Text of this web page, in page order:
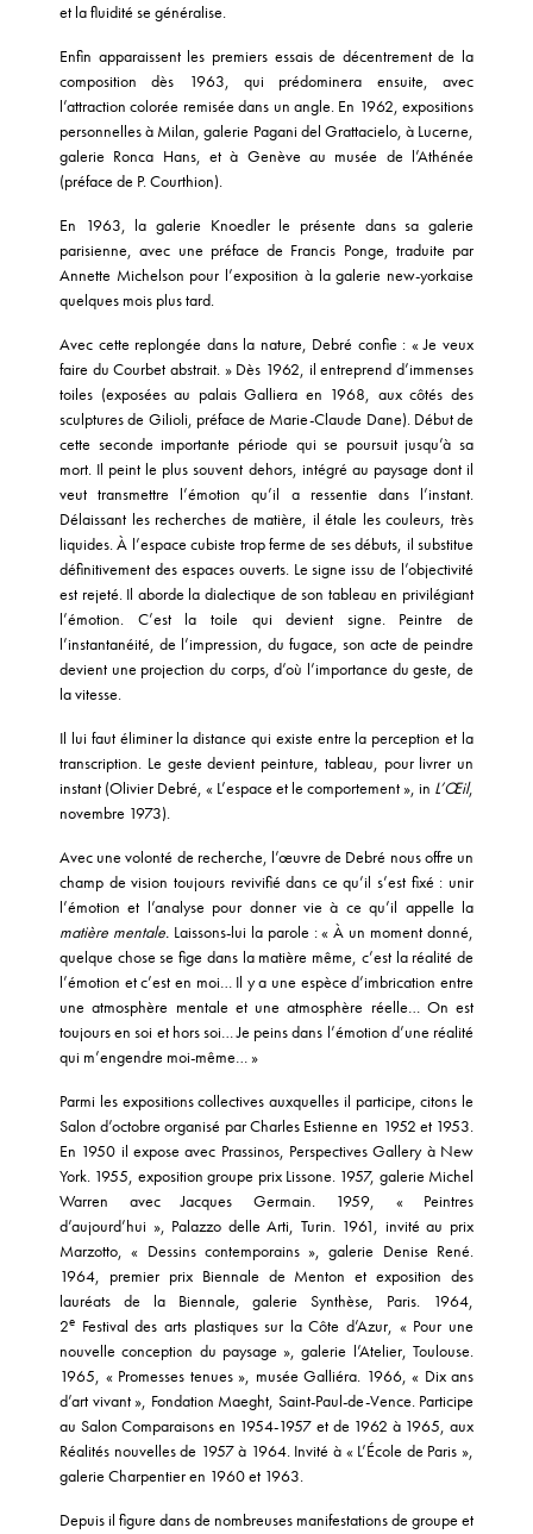
et la fluidité se généralise.
Enfin apparaissent les premiers essais de décentrement de la
composition dès 1963, qui prédominera ensuite, avec
l’attraction colorée remisée dans un angle. En 1962, expositions
personnelles à Milan, galerie Pagani del Grattacielo, à Lucerne,
galerie Ronca Hans, et à Genève au musée de l’Athénée
(préface de P. Courthion).
En 1963, la galerie Knoedler le présente dans sa galerie
parisienne, avec une préface de Francis Ponge, traduite par
Annette Michelson pour l’exposition à la galerie new-yorkaise
quelques mois plus tard.
Avec cette replongée dans la nature, Debré confie : « Je veux
faire du Courbet abstrait. » Dès 1962, il entreprend d’immenses
toiles (exposées au palais Galliera en 1968, aux côtés des
sculptures de Gilioli, préface de Marie-Claude Dane). Début de
cette seconde importante période qui se poursuit jusqu’à sa
mort. Il peint le plus souvent dehors, intégré au paysage dont il
veut transmettre l’émotion qu’il a ressentie dans l’instant.
Délaissant les recherches de matière, il étale les couleurs, très
liquides. À l’espace cubiste trop ferme de ses débuts, il substitue
définitivement des espaces ouverts. Le signe issu de l’objectivité
est rejeté. Il aborde la dialectique de son tableau en privilégiant
l’émotion. C’est la toile qui devient signe. Peintre de
l’instantanéité, de l’impression, du fugace, son acte de peindre
devient une projection du corps, d’où l’importance du geste, de
la vitesse.
Il lui faut éliminer la distance qui existe entre la perception et la
transcription. Le geste devient peinture, tableau, pour livrer un
instant (Olivier Debré, « L’espace et le comportement », in L’Œil,
novembre 1973).
Avec une volonté de recherche, l’œuvre de Debré nous offre un
champ de vision toujours revivifié dans ce qu’il s’est fixé : unir
l’émotion et l’analyse pour donner vie à ce qu’il appelle la
matière mentale.Laissons-lui la parole : « À un moment donné,
quelque chose se fige dans la matière même, c’est la réalité de
l’émotion et c’est en moi… Il y a une espèce d’imbrication entre
une atmosphère mentale et une atmosphère réelle… On est
toujours en soi et hors soi… Je peins dans l’émotion d’une réalité
qui m’engendre moi-même… »
Parmi les expositions collectives auxquelles il participe, citons le
Salon d’octobre organisé par Charles Estienne en 1952 et 1953.
En 1950 il expose avec Prassinos, Perspectives Gallery à New
York. 1955, exposition groupe prix Lissone. 1957, galerie Michel
Warren avec Jacques Germain. 1959, « Peintres
d’aujourd’hui », Palazzo delle Arti, Turin. 1961, invité au prix
Marzotto, « Dessins contemporains », galerie Denise René.
1964, premier prix Biennale de Menton et exposition des
lauréats de la Biennale, galerie Synthèse, Paris. 1964,
2e Festival des arts plastiques sur la Côte d’Azur, « Pour une
nouvelle conception du paysage », galerie l’Atelier, Toulouse.
1965, « Promesses tenues », musée Galliéra. 1966, « Dix ans
d’art vivant », Fondation Maeght, Saint-Paul-de-Vence. Participe
au Salon Comparaisons en 1954-1957 et de 1962 à 1965, aux
Réalités nouvelles de 1957 à 1964. Invité à « L’École de Paris »,
galerie Charpentier en 1960 et 1963.
Depuis il figure dans de nombreuses manifestations de groupe et